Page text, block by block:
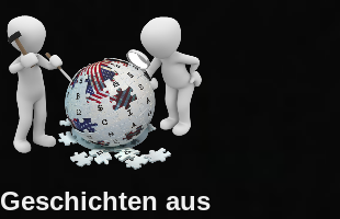
Geschichten aus